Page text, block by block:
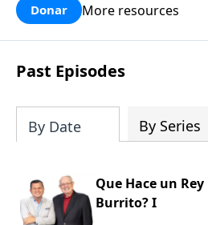
Donar More resources
Past Episodes
By Date By Series
Que Hace un
Burrito? I